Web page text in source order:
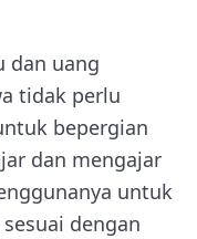
dan uang
tidak perlu
bepergian
dan mengajar
untuk
dengan